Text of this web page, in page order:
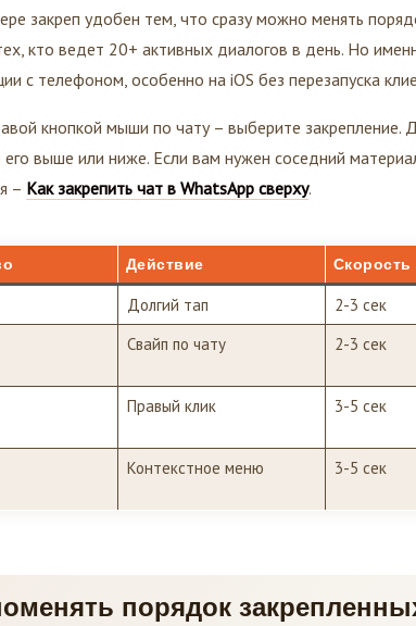
закреп удобен тем, что сразу можно менять
кто ведет 20+ активных диалогов в день. Но
с телефоном, особенно на iOS без перезапуска
кнопкой мыши по чату – выберите закрепление.
его выше или ниже. Если вам нужен соседний
Как закрепить чат в WhatsApp сверху.
Действие Скорость
Долгий тап 2-3 сек
Свайп по чату 2-3 сек
Правый клик 3-5 сек
Контекстное меню 3-5 сек
порядок